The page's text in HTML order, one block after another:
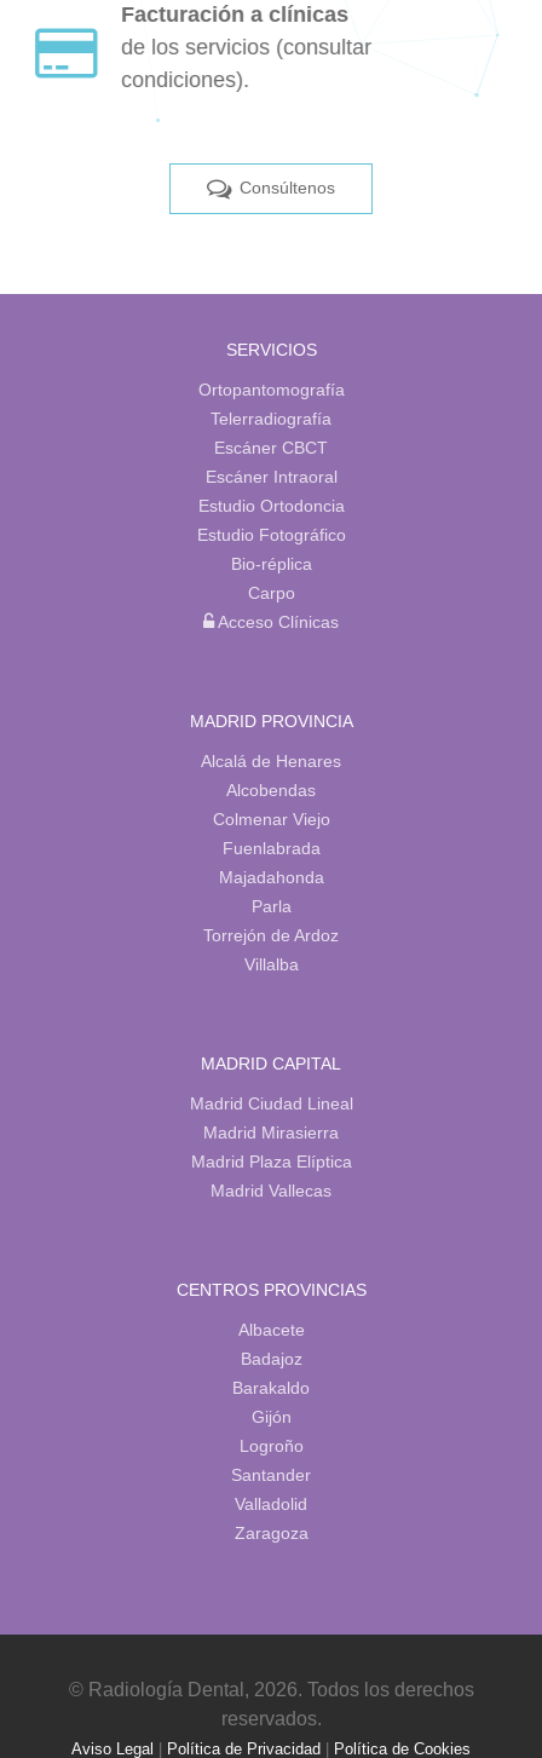
Facturación a clínicas
de los servicios (consultar
condiciones).
Consúltenos
SERVICIOS
Ortopantomografía
Telerradiografía
Escáner CBCT
Escáner Intraoral
Estudio Ortodoncia
Estudio Fotográfico
Bio-réplica
Carpo
Acceso Clínicas
MADRID PROVINCIA
Alcalá de Henares
Alcobendas
Colmenar Viejo
Fuenlabrada
Majadahonda
Parla
Torrejón de Ardoz
Villalba
MADRID CAPITAL
Madrid Ciudad Lineal
Madrid Mirasierra
Madrid Plaza Elíptica
Madrid Vallecas
CENTROS PROVINCIAS
Albacete
Badajoz
Barakaldo
Gijón
Logroño
Santander
Valladolid
Zaragoza
© Radiología Dental, 2026. Todos los derechos
reservados.
Aviso Legal Política de Privacidad Política de Cookies